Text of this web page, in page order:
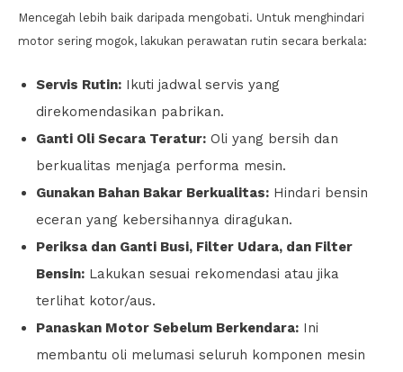
Mencegah lebih baik daripada mengobati. Untuk menghindari
motor sering mogok, lakukan perawatan rutin secara berkala:
Servis Rutin: Ikuti jadwal servis yang
direkomendasikan pabrikan.
Ganti Oli Secara Teratur: Oli yang bersih dan
berkualitas menjaga performa mesin.
Gunakan Bahan Bakar Berkualitas: Hindari bensin
eceran yang kebersihannya diragukan.
Periksa dan Ganti Busi, Filter Udara, dan Filter
Bensin: Lakukan sesuai rekomendasi atau jika
terlihat kotor/aus.
Panaskan Motor Sebelum Berkendara: Ini
membantu oli melumasi seluruh komponen mesin